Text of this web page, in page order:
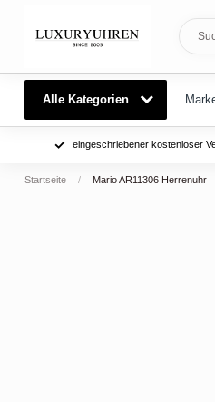
Alle Kategorien
eingeschriebener kostenloser
Startseite / Mario AR11306 Herrenuhr